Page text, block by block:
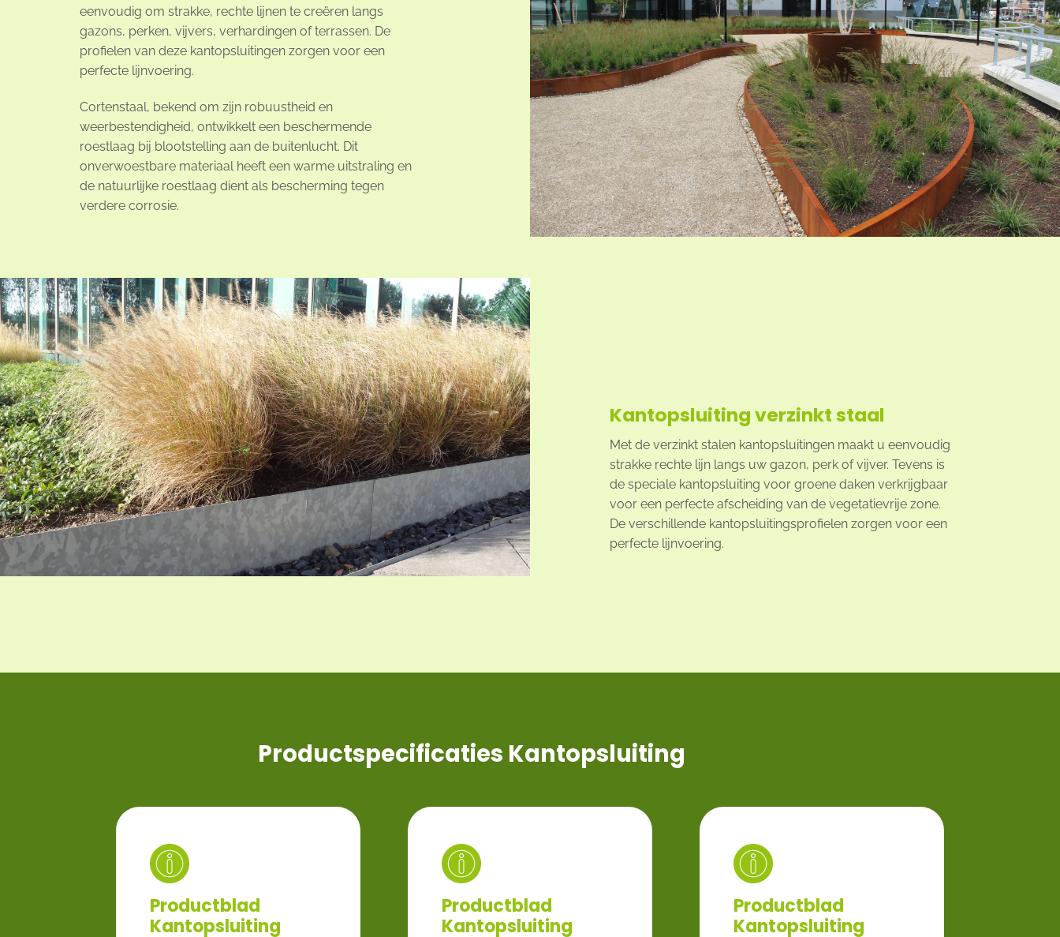
eenvoudig om strakke, rechte lijnen te creëren langs
gazons, perken, vijvers, verhardingen of terrassen. De
profielen van deze kantopsluitingen zorgen voor een
perfecte lijnvoering.
Cortenstaal, bekend om zijn robuustheid en
weerbestendigheid, ontwikkelt een beschermende
roestlaag bij blootstelling aan de buitenlucht. Dit
onverwoestbare materiaal heeft een warme uitstraling en
de natuurlijke roestlaag dient als bescherming tegen
verdere corrosie.
Kantopsluiting verzinkt staal
Met de verzinkt stalen kantopsluitingen maakt u eenvoudig
strakke rechte lijn langs uw gazon, perk of vijver. Tevens is
de speciale kantopsluiting voor groene daken verkrijgbaar
voor een perfecte afscheiding van de vegetatievrije zone.
De verschillende kantopsluitingsprofielen zorgen voor een
perfecte lijnvoering.
Productspecificaties Kantopsluiting
Productblad
Kantopsluiting
Productblad
Kantopsluiting
Productblad
Kantopsluiting